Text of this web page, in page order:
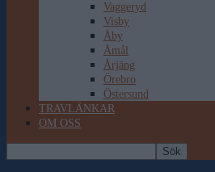
Vaggeryd
Visby
Åby
Åmål
Årjäng
Örebro
Östersund
TRAVLÄNKAR
OM OSS